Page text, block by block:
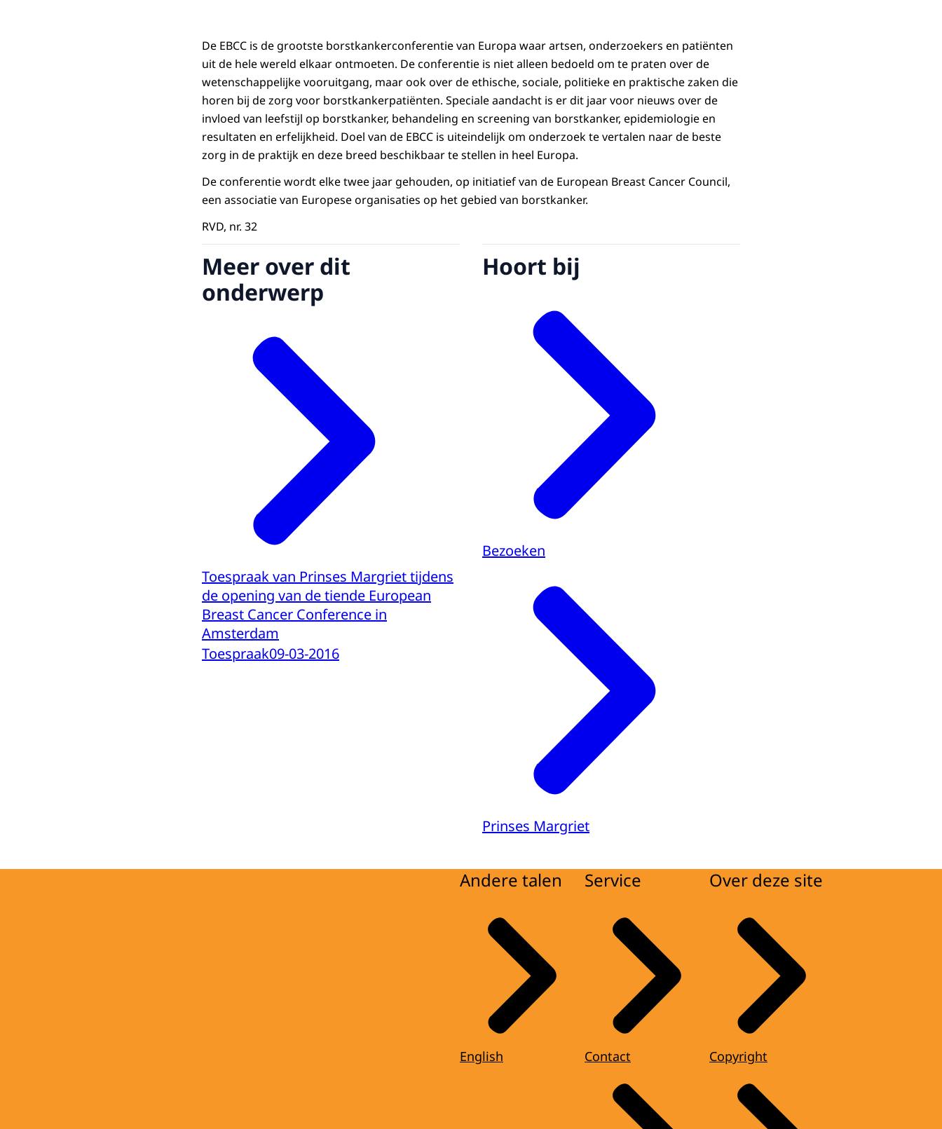
De EBCC is de grootste borstkankerconferentie van Europa waar artsen, onderzoekers en patiënten
uit de hele wereld elkaar ontmoeten. De conferentie is niet alleen bedoeld om te praten over de
wetenschappelijke vooruitgang, maar ook over de ethische, sociale, politieke en praktische zaken die
horen bij de zorg voor borstkankerpatiënten. Speciale aandacht is er dit jaar voor nieuws over de
invloed van leefstijl op borstkanker, behandeling en screening van borstkanker, epidemiologie en
resultaten en erfelijkheid. Doel van de EBCC is uiteindelijk om onderzoek te vertalen naar de beste
zorg in de praktijk en deze breed beschikbaar te stellen in heel Europa.
De conferentie wordt elke twee jaar gehouden, op initiatief van de European Breast Cancer Council,
een associatie van Europese organisaties op het gebied van borstkanker.
RVD, nr. 32
Meer over dit
onderwerp
Toespraak van Prinses Margriet tijdens
de opening van de tiende European
Breast Cancer Conference in
Amsterdam
Toespraak09-03-2016
Hoort bij
Bezoeken
Prinses Margriet
Andere talen
English
Service
Contact
Over deze site
Copyright